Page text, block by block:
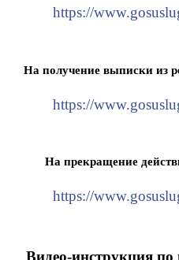
https://
На получение выписки из
https://
На прекращение
https://